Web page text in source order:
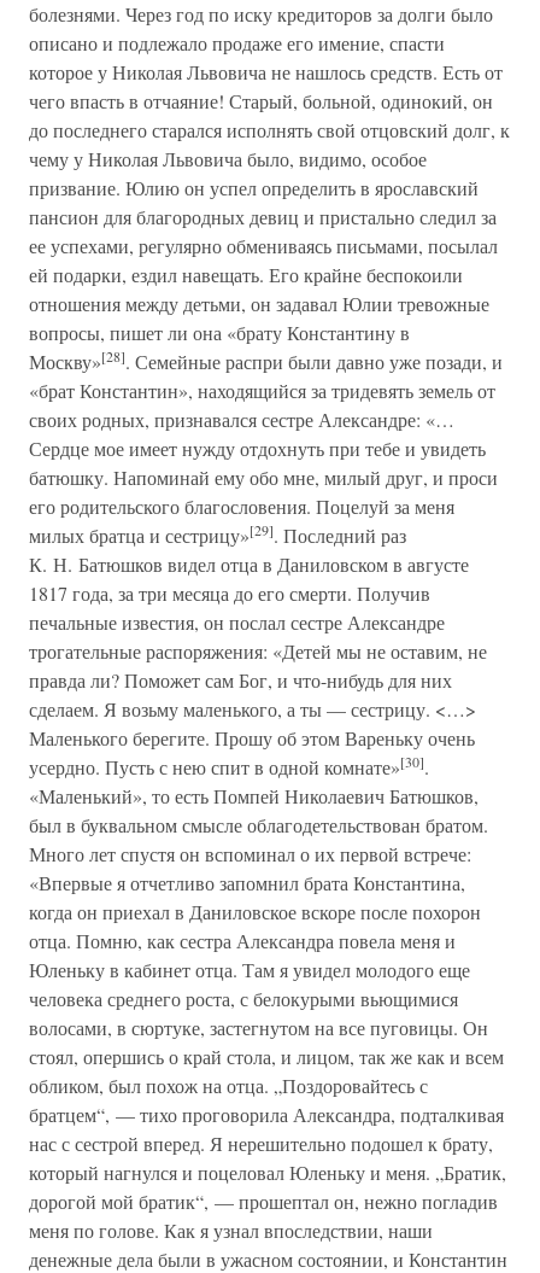
болезнями. Через год по иску кредиторов за долги было
описано и подлежало продаже его имение, спасти
которое у Николая Львовича не нашлось средств. Есть от
чего впасть в отчаяние! Старый, больной, одинокий, он
до последнего старался исполнять свой отцовский долг, к
чему у Николая Львовича было, видимо, особое
призвание. Юлию он успел определить в ярославский
пансион для благородных девиц и пристально следил за
ее успехами, регулярно обмениваясь письмами, посылал
ей подарки, ездил навещать. Его крайне беспокоили
отношения между детьми, он задавал Юлии тревожные
вопросы, пишет ли она «брату Константину в
Москву»[28]. Семейные распри были давно уже позади, и
«брат Константин», находящийся за тридевять земель от
своих родных, признавался сестре Александре: «…
Сердце мое имеет нужду отдохнуть при тебе и увидеть
батюшку. Напоминай ему обо мне, милый друг, и проси
его родительского благословения. Поцелуй за меня
милых братца и сестрицу»[29]. Последний раз
К. Н. Батюшков видел отца в Даниловском в августе
1817 года, за три месяца до его смерти. Получив
печальные известия, он послал сестре Александре
трогательные распоряжения: «Детей мы не оставим, не
правда ли? Поможет сам Бог, и что-нибудь для них
сделаем. Я возьму маленького, а ты — сестрицу. <…>
Маленького берегите. Прошу об этом Вареньку очень
усердно. Пусть с нею спит в одной комнате»[30].
«Маленький», то есть Помпей Николаевич Батюшков,
был в буквальном смысле облагодетельствован братом.
Много лет спустя он вспоминал о их первой встрече:
«Впервые я отчетливо запомнил брата Константина,
когда он приехал в Даниловское вскоре после похорон
отца. Помню, как сестра Александра повела меня и
Юленьку в кабинет отца. Там я увидел молодого еще
человека среднего роста, с белокурыми вьющимися
волосами, в сюртуке, застегнутом на все пуговицы. Он
стоял, опершись о край стола, и лицом, так же как и всем
обликом, был похож на отца. „Поздоровайтесь с
братцем“, — тихо проговорила Александра, подталкивая
нас с сестрой вперед. Я нерешительно подошел к брату,
который нагнулся и поцеловал Юленьку и меня. „Братик,
дорогой мой братик“, — прошептал он, нежно погладив
меня по голове. Как я узнал впоследствии, наши
денежные дела были в ужасном состоянии, и Константин